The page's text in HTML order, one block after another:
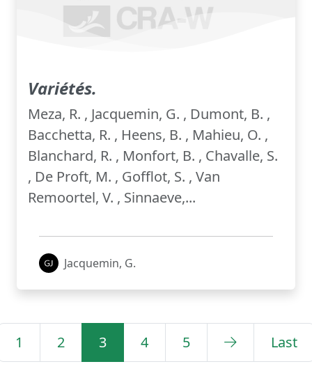
Variétés.
Meza, R. , Jacquemin, G. , Dumont, B. ,
Bacchetta, R. , Heens, B. , Mahieu, O. ,
Blanchard, R. , Monfort, B. , Chavalle, S.
, De Proft, M. , Gofflot, S. , Van
Remoortel, V. , Sinnaeve,...
Jacquemin, G.
1 2 3 4 5 Last